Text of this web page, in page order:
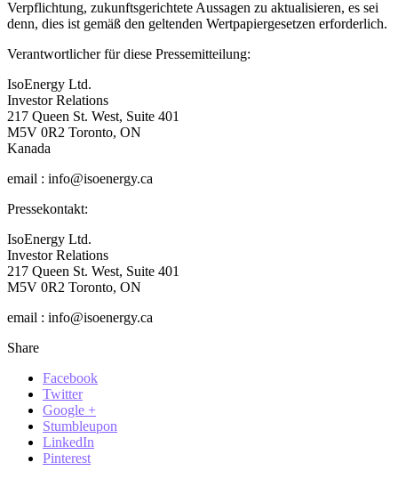
Verpflichtung, zukunftsgerichtete Aussagen zu aktualisieren, es sei
denn, dies ist gemäß den geltenden Wertpapiergesetzen erforderlich.
Verantwortlicher für diese Pressemitteilung:
IsoEnergy Ltd.
Investor Relations
217 Queen St. West, Suite 401
M5V 0R2 Toronto, ON
Kanada
email : info@isoenergy.ca
Pressekontakt:
IsoEnergy Ltd.
Investor Relations
217 Queen St. West, Suite 401
M5V 0R2 Toronto, ON
email : info@isoenergy.ca
Share
Facebook
Twitter
Google +
Stumbleupon
LinkedIn
Pinterest